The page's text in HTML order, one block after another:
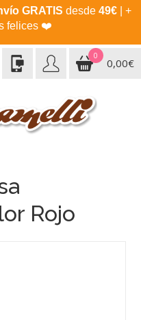
GRATIS desde 49€| +
felices ❤️
0
0,00€
Rojo